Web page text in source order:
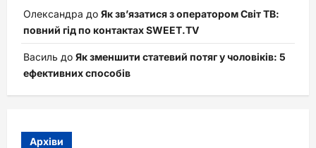
Олександра до Як зв’язатися з оператором Світ ТВ:
повний гід по контактах SWEET.TV
Василь до Як зменшити статевий потяг у чоловіків: 5
ефективних способів
Архіви